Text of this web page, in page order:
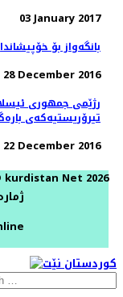
03 January 2017
بانگەواز بۆ
28 December 2016
رژێمی جمهوری
تیرۆریستیەکەی
22 December 2016
Net 2026